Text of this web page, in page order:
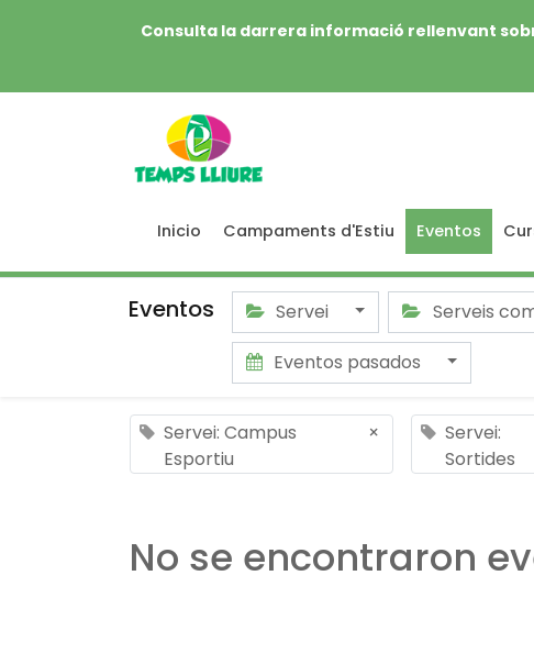
Consulta la darrera informació rellenvant
Inicio Campaments d'Estiu Eventos
Eventos Servei Serveis
Eventos pasados
Servei: Campus
Esportiu
×
Servei:
Sortides
No se encontraron